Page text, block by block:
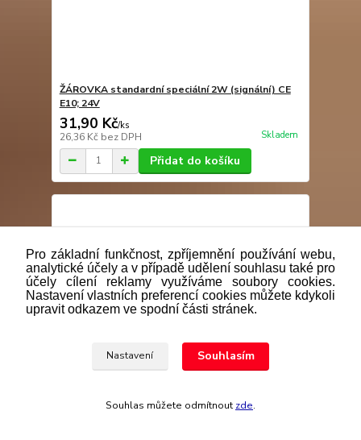
ŽÁROVKA standardní speciální 2W (signální) CE
E10; 24V
31,90 Kč/ks
26,36 Kč bez DPH Skladem
Přidat do košíku
Pro základní funkčnost, zpříjemnění používání webu,
analytické účely a v případě udělení souhlasu také pro
účely cílení reklamy využíváme soubory cookies.
Nastavení vlastních preferencí cookies můžete kdykoli
upravit odkazem ve spodní části stránek.
Nastavení Souhlasím
Souhlas můžete odmítnout zde.